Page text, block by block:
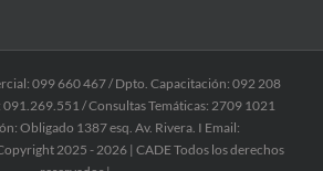
099 660 467 / Dpto. Capacitación: 092 208
/ Consultas Temáticas: 2709 1021
Obligado 1387 esq. Av. Rivera. I Email:
2025 -2026 | CADE Todos los derechos